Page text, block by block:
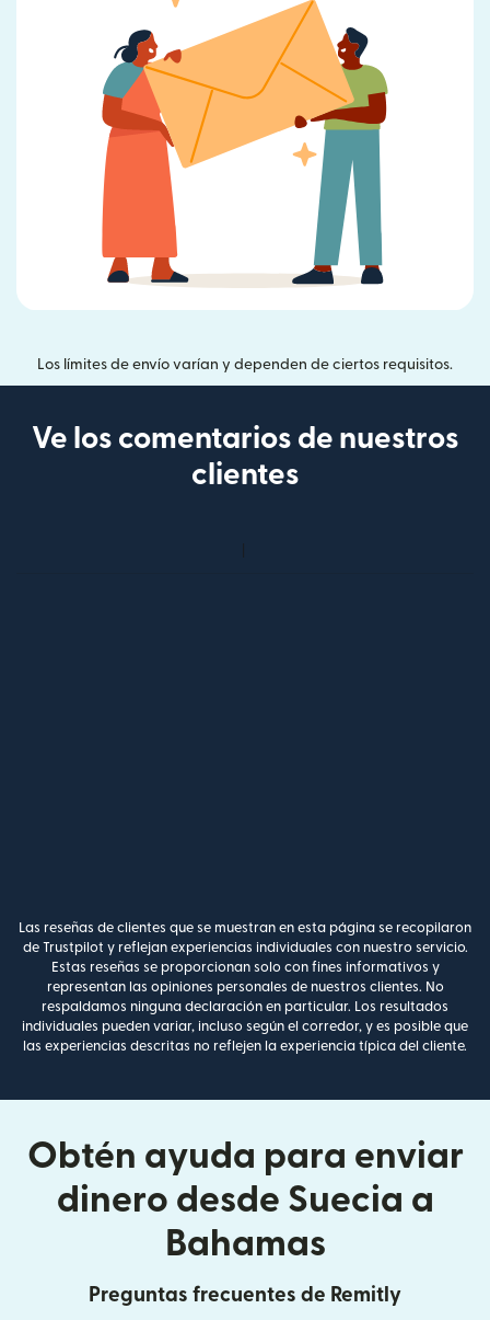
Los límites de envío varían y dependen de ciertos requisitos.
Ve los comentarios de nuestros
clientes
Las reseñas de clientes que se muestran en esta página se recopilaron
de Trustpilot y reflejan experiencias individuales con nuestro servicio.
Estas reseñas se proporcionan solo con fines informativos y
representan las opiniones personales de nuestros clientes. No
respaldamos ninguna declaración en particular. Los resultados
individuales pueden variar, incluso según el corredor, y es posible que
las experiencias descritas no reflejen la experiencia típica del cliente.
Obtén ayuda para enviar
dinero desde Suecia a
Bahamas
Preguntas frecuentes de Remitly